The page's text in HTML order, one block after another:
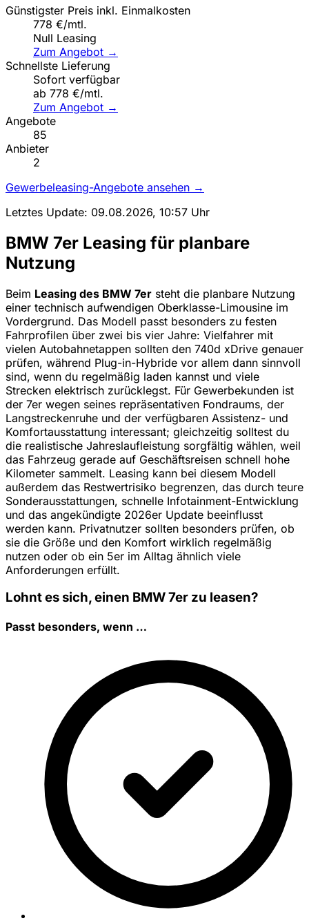
Günstigster Preis inkl. Einmalkosten
778 €/mtl.
Null Leasing
Zum Angebot →
Schnellste Lieferung
Sofort verfügbar
ab 778 €/mtl.
Zum Angebot →
Angebote
85
Anbieter
2
Gewerbeleasing-Angebote ansehen →
Letztes Update: 09.08.2026, 10:57 Uhr
BMW 7er Leasing für planbare
Nutzung
Beim Leasing des BMW 7er steht die planbare Nutzung
einer technisch aufwendigen Oberklasse-Limousine im
Vordergrund. Das Modell passt besonders zu festen
Fahrprofilen über zwei bis vier Jahre: Vielfahrer mit
vielen Autobahnetappen sollten den 740d xDrive genauer
prüfen, während Plug-in-Hybride vor allem dann sinnvoll
sind, wenn du regelmäßig laden kannst und viele
Strecken elektrisch zurücklegst. Für Gewerbekunden ist
der 7er wegen seines repräsentativen Fondraums, der
Langstreckenruhe und der verfügbaren Assistenz- und
Komfortausstattung interessant; gleichzeitig solltest du
die realistische Jahreslaufleistung sorgfältig wählen, weil
das Fahrzeug gerade auf Geschäftsreisen schnell hohe
Kilometer sammelt. Leasing kann bei diesem Modell
außerdem das Restwertrisiko begrenzen, das durch teure
Sonderausstattungen, schnelle Infotainment-Entwicklung
und das angekündigte 2026er Update beeinflusst
werden kann. Privatnutzer sollten besonders prüfen, ob
sie die Größe und den Komfort wirklich regelmäßig
nutzen oder ob ein 5er im Alltag ähnlich viele
Anforderungen erfüllt.
Lohnt es sich, einen BMW 7er zu leasen?
Passt besonders, wenn …